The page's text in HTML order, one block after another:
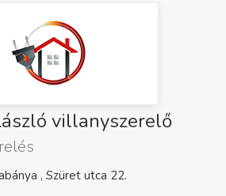
villanyszerelő
, Szüret utca 22.